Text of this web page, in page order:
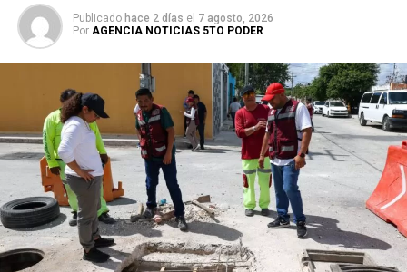
Publicado hace 2 días el 7 agosto, 2026
Por AGENCIA NOTICIAS 5TO PODER